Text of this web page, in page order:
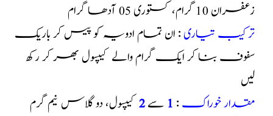
زعفران 10 گرام، کستوری 05 آدھا گرام
ترکیب تیاری: ان تمام ادویہ کو پیس کر باریک
سفوف بنا کر ایک گرام والے کیپسول بھر کر رکھ
لیں
مقدار خوراک:
1 سے2 کیپسول، دو گلاس نیم گرم